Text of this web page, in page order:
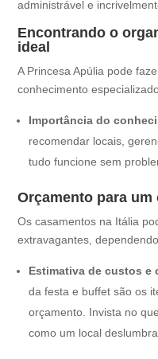
administrável e
Encontrando o
ideal
A Princesa Apúlia pode
conhecimento
Importância do
recomendar locais,
tudo funcione sem
Orçamento para
Os casamentos na Itália
extravagantes,
Estimativa de custos e
da festa e buffet são os
orçamento. Invista no
como um local